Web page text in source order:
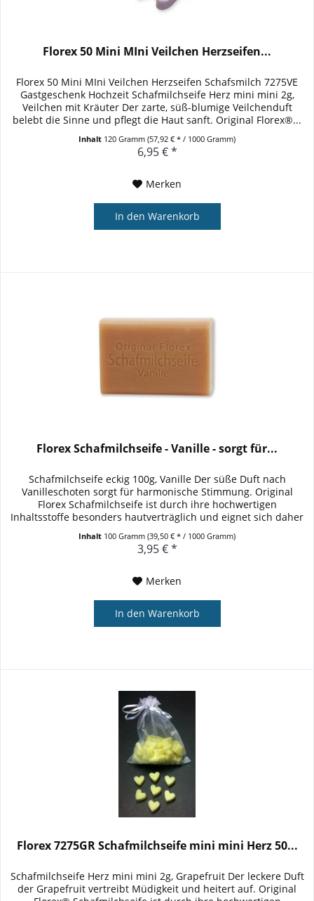
Florex 50 Mini MIni Veilchen Herzseifen...
Florex 50 Mini MIni Veilchen Herzseifen Schafsmilch 7275VE
Gastgeschenk Hochzeit Schafmilchseife Herz mini mini 2g,
Veilchen mit Kräuter Der zarte, süß-blumige Veilchenduft
belebt die Sinne und pflegt die Haut sanft. Original Florex®...
Inhalt 120 Gramm(57,92 € * / 1000 Gramm)
6,95 € *
Merken
In den Warenkorb
Florex Schafmilchseife - Vanille - sorgt für...
Schafmilchseife eckig 100g, Vanille Der süße Duft nach
Vanilleschoten sorgt für harmonische Stimmung. Original
Florex Schafmilchseife ist durch ihre hochwertigen
Inhaltsstoffe besonders hautverträglich und eignet sich daher
Inhalt 100 Gramm(39,50 € * / 1000 Gramm)
3,95 € *
Merken
In den Warenkorb
Florex 7275GR Schafmilchseife mini mini Herz 50...
Schafmilchseife Herz mini mini 2g, Grapefruit Der leckere Duft
der Grapefruit vertreibt Müdigkeit und heitert auf. Original